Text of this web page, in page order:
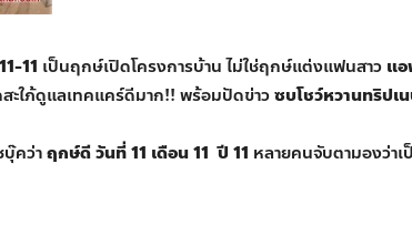
11 เป็นฤกษ์เปิดโครงการบ้าน ไม่ใช่ฤกษ์แต่งแฟนสาว แ
ะใภ้ดูแลเทคแคร์ดีมาก!! พร้อมปัดข่าวซบโชว์หวานทริปเ
คว่าฤกษ์ดี วันที่ 11 เดือน 11 ปี 11 หลายคนจับตามองว่า